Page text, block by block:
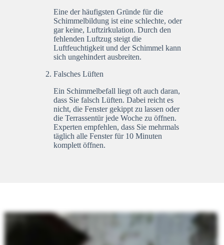
Eine der häufigsten Gründe für die
Schimmelbildung ist eine schlechte, oder
gar keine, Luftzirkulation. Durch den
fehlenden Luftzug steigt die
Luftfeuchtigkeit und der Schimmel kann
sich ungehindert ausbreiten.
Falsches Lüften
Ein Schimmelbefall liegt oft auch daran,
dass Sie falsch Lüften. Dabei reicht es
nicht, die Fenster gekippt zu lassen oder
die Terrassentür jede Woche zu öffnen.
Experten empfehlen, dass Sie mehrmals
täglich alle Fenster für 10 Minuten
komplett öffnen.